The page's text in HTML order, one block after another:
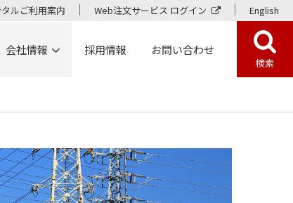
タルご利用案内 Web注文サービス ログイン English
会社情報 採用情報 お問い合わせ
検索